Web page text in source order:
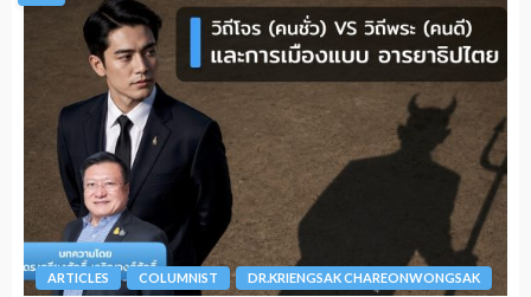
ARTICLES COLUMNIST DR.KRIENGSAK CHAREONWONGSAK